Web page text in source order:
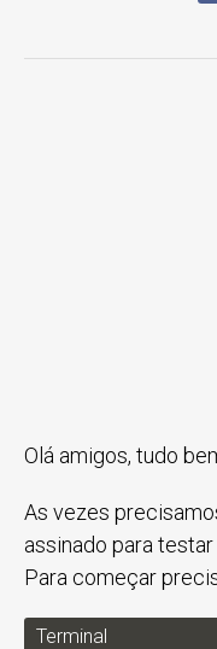
Olá amigos, tudo
As vezes
assinado para
Para começar
Terminal